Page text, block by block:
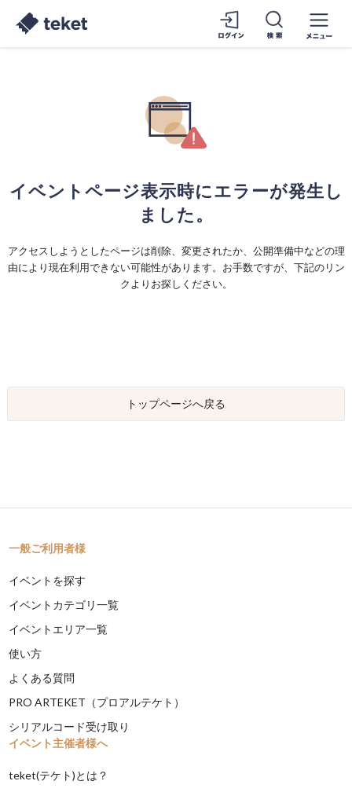
イベントページ表示時にエラーが発生し
ました。
アクセスしようとしたページは削除、変更されたか、公開準備中などの理
由により現在利用できない可能性があります。お手数ですが、下記のリン
クよりお探しください。
トップページへ戻る
一般ご利用者様
イベントを探す
イベントカテゴリ一覧
イベントエリア一覧
使い方
よくある質問
PRO ARTEKET（プロアルテケト）
シリアルコード受け取り
イベント主催者様へ
teket(テケト)とは？